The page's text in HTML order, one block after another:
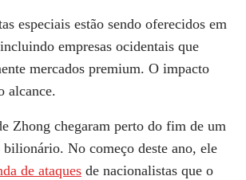
especiais estão sendo oferecidos em
empresas ocidentais que
mercados premium. O impacto
alcance.
Zhong chegaram perto do fim de um
No começo deste ano, ele
de ataques de nacionalistas que o